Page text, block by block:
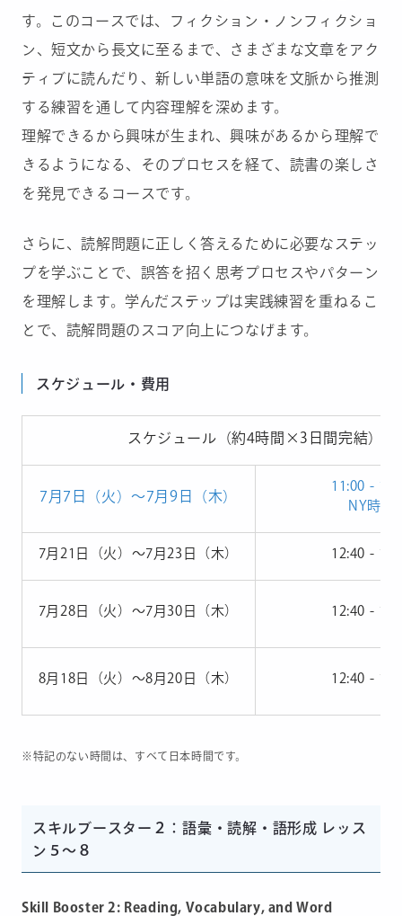
す。このコースでは、フィクション・ノンフィクショ
ン、短文から長文に至るまで、さまざまな文章をアク
ティブに読んだり、新しい単語の意味を文脈から推測
する練習を通して内容理解を深めます。
理解できるから興味が生まれ、興味があるから理解で
きるようになる、そのプロセスを経て、読書の楽しさ
を発見できるコースです。
さらに、読解問題に正しく答えるために必要なステッ
プを学ぶことで、誤答を招く思考プロセスやパターン
を理解します。学んだステップは実践練習を重ねるこ
とで、読解問題のスコア向上につなげます。
スケジュール・費用
スケジュール（約4時間×3日間完結）
7月7日（火）〜7月9日（木）
11:00 -
NY時間
7月21日（火）〜7月23日（木） 12:40 -
7月28日（火）〜7月30日（木） 12:40 -
8月18日（火）〜8月20日（木） 12:40 -
※特記のない時間は、すべて日本時間です。
スキルブースター２：語彙・読解・語形成 レッス
ン５〜８
Skill Booster 2: Reading, Vocabulary, and Word